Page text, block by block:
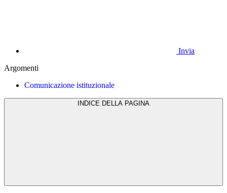
Invia
Argomenti
Comunicazione istituzionale